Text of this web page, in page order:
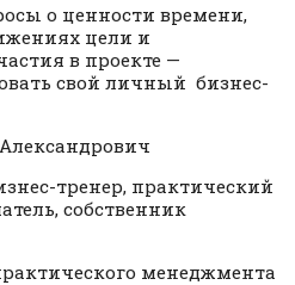
о ценности времени,
цели и
в проекте —
свой личный бизнес-
тренер, практический
собственник
менеджмента